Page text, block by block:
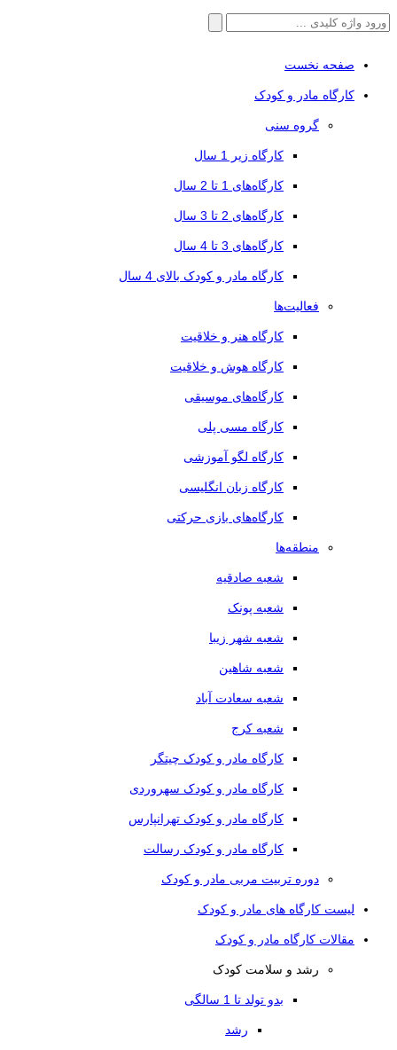
جستجو
صفحه نخست
کارگاه مادر و کودک
گروه سنی
کارگاه زیر 1 سال
کارگاه‌های 1 تا 2 سال
کارگاه‌های 2 تا 3 سال
کارگاه‌های 3 تا 4 سال
کارگاه مادر و کودک بالای 4 سال
فعالیت‌ها
کارگاه هنر و خلاقیت
کارگاه هوش و خلاقیت
کارگاه‌های موسیقی
کارگاه مسی پلی
کارگاه لگو آموزشی
کارگاه زبان انگلیسی
کارگاه‌های بازی حرکتی
منطقه‌ها
شعبه صادقیه
شعبه پونک
شعبه شهر زیبا
شعبه شاهین
شعبه سعادت آباد
شعبه کرج
کارگاه مادر و کودک چیتگر
کارگاه مادر و کودک سهروردی
کارگاه مادر و کودک تهرانپارس
کارگاه مادر و کودک رسالت
دوره تربیت مربی مادر و کودک
لیست کارگاه های مادر و کودک
مقالات کارگاه مادر و کودک
رشد و سلامت کودک
بدو تولد تا 1 سالگی
رشد